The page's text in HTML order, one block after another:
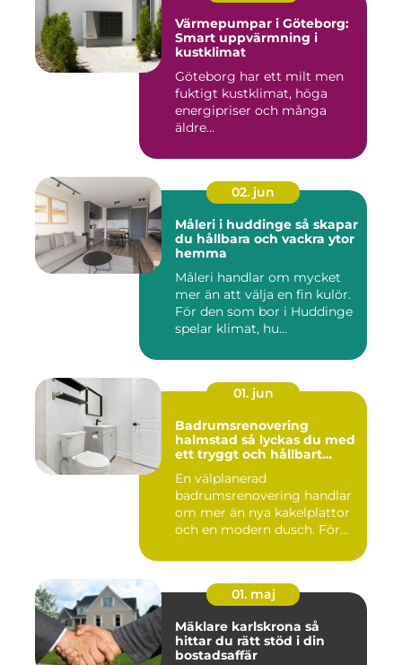
Värmepumpar i Göteborg:
Smart uppvärmning i
kustklimat
Göteborg har ett milt men
fuktigt kustklimat, höga
energipriser och många
äldre...
02. jun
Måleri i huddinge så skapar
du hållbara och vackra ytor
hemma
Måleri handlar om mycket
mer än att välja en fin kulör.
För den som bor i Huddinge
spelar klimat, hu...
01. jun
Badrumsrenovering
halmstad så lyckas du med
ett tryggt och hållbart
En välplanerad
badrumsrenovering handlar
om mer än nya kakelplattor
och en modern dusch. För
01. maj
Mäklare karlskrona så
hittar du rätt stöd i din
bostadsaffär